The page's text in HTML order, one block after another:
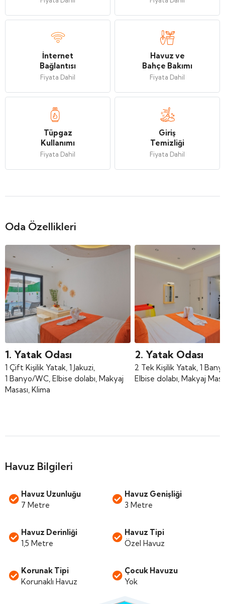
İnternet
Bağlantısı
Fiyata Dahil
Havuz ve
Bahçe Bakımı
Fiyata Dahil
Tüpgaz
Kullanımı
Fiyata Dahil
Giriş
Temizliği
Fiyata Dahil
Oda Özellikleri
1. Yatak Odası
1 Çift Kişilik Yatak, 1 Jakuzi,
1 Banyo/WC, Elbise dolabı, Makyaj
Masası, Klima
2. Yatak Odası
2 Tek Kişilik Yatak, 1
Elbise dolabı, Makyaj
Havuz Bilgileri
Havuz Uzunluğu
7 Metre
Havuz Genişliği
3 Metre
Havuz Derinliği
1,5 Metre
Havuz Tipi
Özel Havuz
Korunak Tipi
Korunaklı Havuz
Çocuk Havuzu
Yok